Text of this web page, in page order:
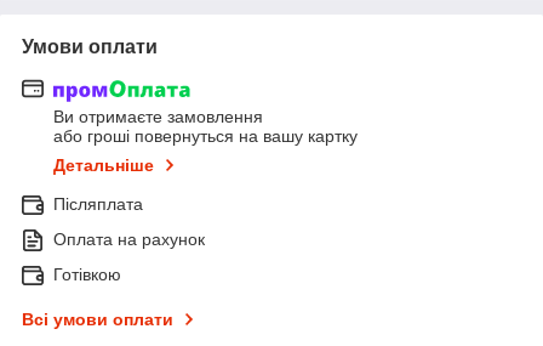
Умови оплати
Ви отримаєте замовлення
або гроші повернуться на вашу картку
Детальніше
Післяплата
Оплата на рахунок
Готівкою
Всі умови оплати